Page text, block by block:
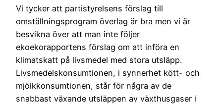
Vi tycker att partistyrelsens förslag till
omställningsprogram överlag är bra men vi är
besvikna över att man inte följer
ekoekorapportens förslag om att införa en
klimatskatt på livsmedel med stora utsläpp.
Livsmedelskonsumtionen, i synnerhet kött- och
mjölkkonsumtionen, står för några av de
snabbast växande utsläppen av växthusgaser i